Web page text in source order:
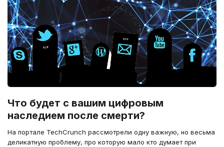
Что будет с вашим цифровым
наследием после смерти?
На портале TechCrunch рассмотрели одну важную, но весьма
деликатную проблему, про которую мало кто думает при